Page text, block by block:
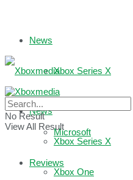
News
Xbox Series X
Microsoft
Reviews
News
Xbox Series X
Xbox One
No Result
View All Result